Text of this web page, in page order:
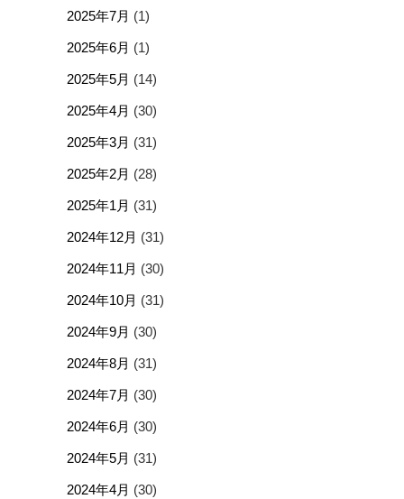
2025年7月 (1)
2025年6月 (1)
2025年5月 (14)
2025年4月 (30)
2025年3月 (31)
2025年2月 (28)
2025年1月 (31)
2024年12月 (31)
2024年11月 (30)
2024年10月 (31)
2024年9月 (30)
2024年8月 (31)
2024年7月 (30)
2024年6月 (30)
2024年5月 (31)
2024年4月 (30)